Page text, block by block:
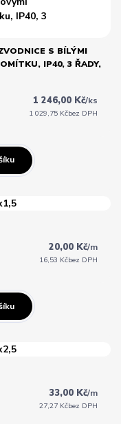
S BÍLÝMI
IP40, 3 ŘADY,
1 246,00 Kč/ks
1 029,75 Kčbez DPH
20,00 Kč/m
16,53 Kčbez DPH
33,00 Kč/m
27,27 Kčbez DPH